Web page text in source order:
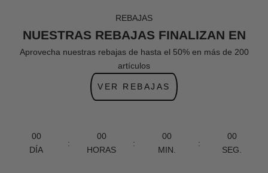
REBAJAS
NUESTRAS REBAJAS FINALIZAN EN
Aprovecha nuestras rebajas de hasta el 50% en más de 200
artículos
VER REBAJAS
00
DÍA
:
00
HORAS
:
00
MIN.
:
00
SEG.